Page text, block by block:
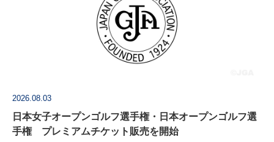
2026.08.03
日本女子オープンゴルフ選手権・日本オープンゴルフ選
手権 プレミアムチケット販売を開始